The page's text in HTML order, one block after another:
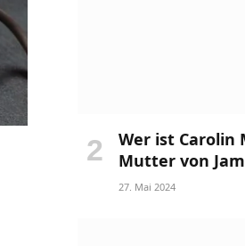
Wer ist Carolin
Mutter von
27. Mai 2024